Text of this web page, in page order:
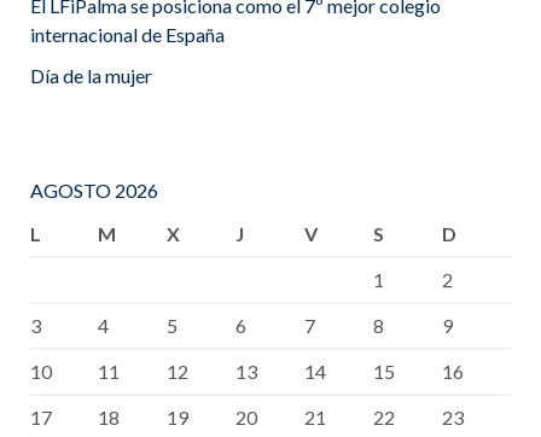
El LFiPalma se posiciona como el 7º mejor colegio
internacional de España
Día de la mujer
AGOSTO 2026
L
M X J V S
D
1
2
3
4 5 6 7 8
9
10
11 12 13 14 15
16
17
18 19 20 21 22
23